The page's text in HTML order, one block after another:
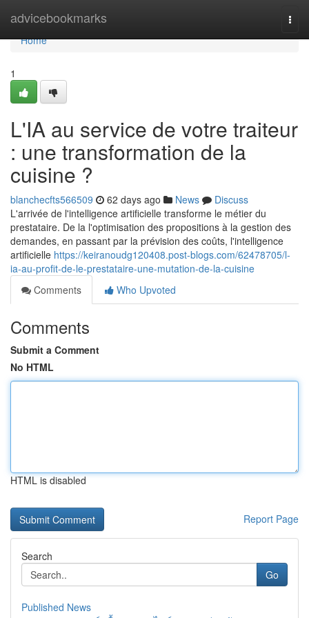
advicebookmarks
Home
Home
1
L'IA au service de votre traiteur
: une transformation de la
cuisine ?
blanchecfts566509 62 days ago News
Discuss
L'arrivée de l'intelligence artificielle transforme le métier du
prestataire. De la l'optimisation des propositions à la gestion des
demandes, en passant par la prévision des coûts, l'intelligence
artificielle https://keiranoudg120408.post-blogs.com/62478705/l-
ia-au-profit-de-le-prestataire-une-mutation-de-la-cuisine
Comments
Who Upvoted
Comments
Submit a Comment
No HTML
HTML is disabled
Report Page
Search
Go
Published News